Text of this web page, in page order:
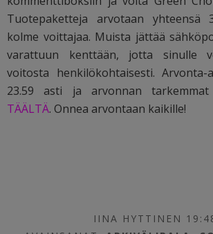
Tuotepaketteja arvotaan yhteensä
kolme voittajaa. Muista jättää
varattuun kenttään, jotta sinulle
voitosta henkilökohtaisesti.
23.59 asti ja arvonnan
TÄÄLTÄ. Onnea arvontaan kaikille!
IINA HYTTINEN